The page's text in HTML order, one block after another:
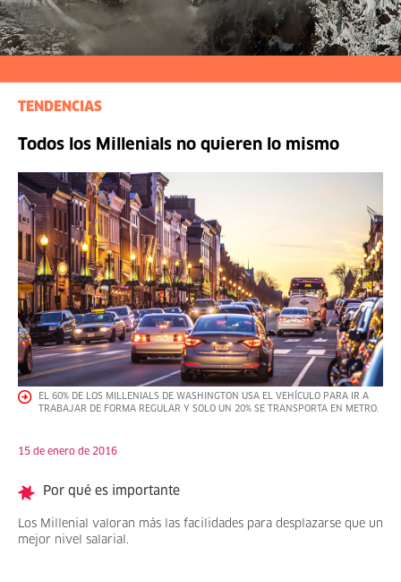
TENDENCIAS
Todos los Millenials no quieren lo mismo
EL 60% DE LOS MILLENIALS DE WASHINGTON USA EL VEHÍCULO PARA IR A
TRABAJAR DE FORMA REGULAR Y SOLO UN 20% SE TRANSPORTA EN METRO.
15 de enero de 2016
Por qué es importante
Los Millenial valoran más las facilidades para desplazarse que un
mejor nivel salarial.